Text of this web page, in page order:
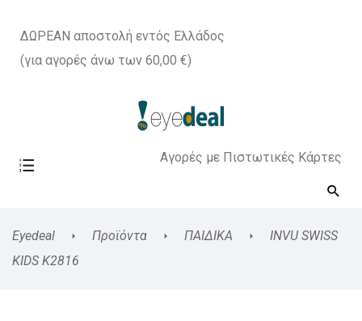
ΔΩΡΕΑΝ αποστολή εντός Ελλάδος
(για αγορές άνω των 60,00 €)
Αγορές με Πιστωτικές Κάρτες
Eyedeal Προϊόντα ΠΑΙΔΙΚΑ
INVU SWISS
KIDS K2816